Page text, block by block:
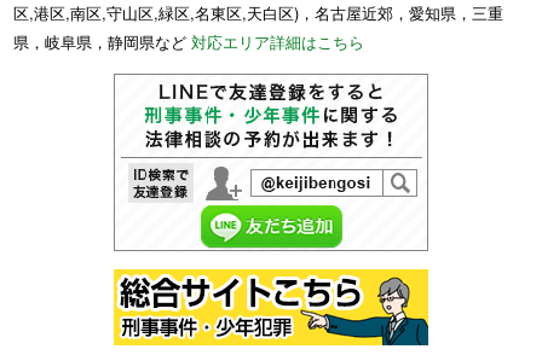
区,港区,南区,守山区,緑区,名東区,天白区)，名古屋近郊，愛知県，三重
県，岐阜県，静岡県など対応エリア詳細はこちら